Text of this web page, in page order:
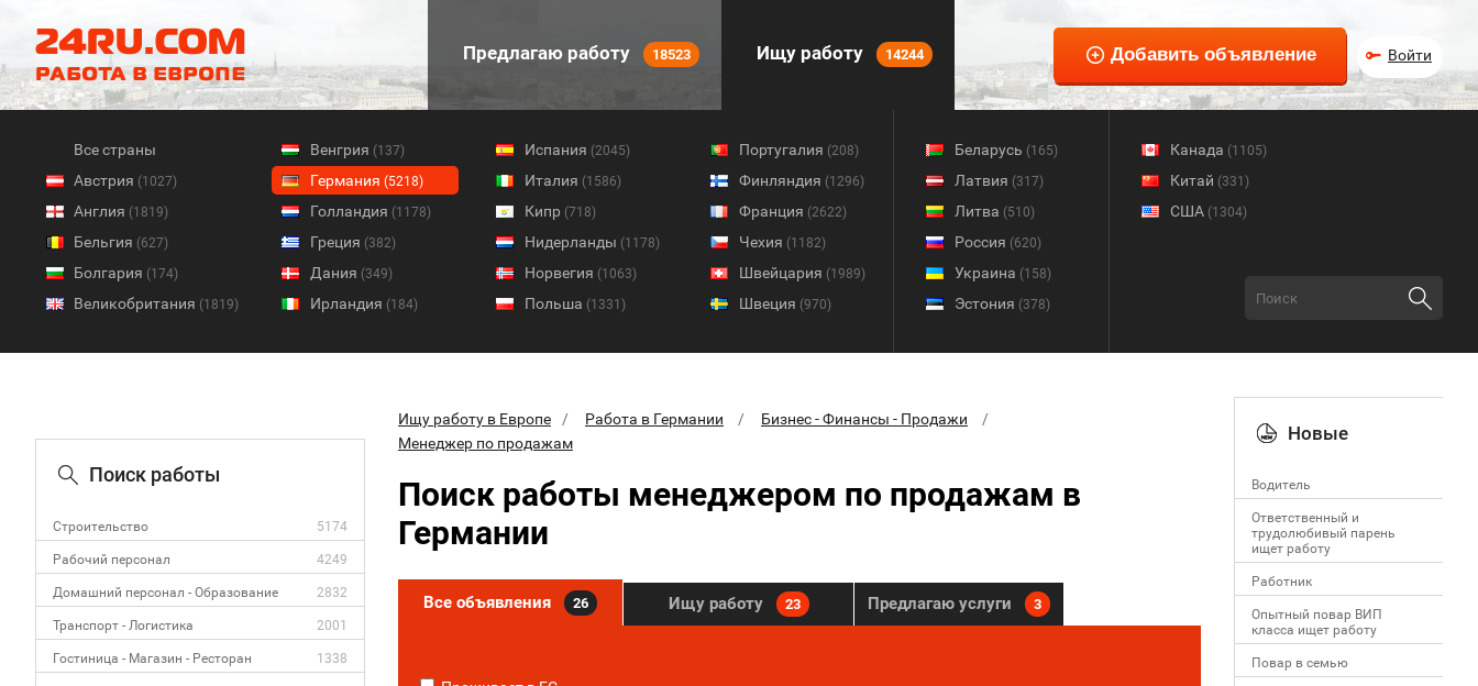
Предлагаю работу 18523 Ищу работу 14244 Войти
Все страны
Австрия (1027)
Англия (1819)
Бельгия (627)
Болгария (174)
Великобритания (1819)
Венгрия (137)
Германия (5218)
Голландия (1178)
Греция (382)
Дания (349)
Ирландия (184)
Испания (2045)
Италия (1586)
Кипр (718)
Нидерланды (1178)
Норвегия (1063)
Польша (1331)
Португалия (208)
Финляндия (1296)
Франция (2622)
Чехия (1182)
Швейцария (1989)
Швеция (970)
Беларусь (165)
Латвия (317)
Литва (510)
Россия (620)
Украина (158)
Эстония (378)
Канада (1105)
Китай (331)
США (1304)
Поиск работы
Строительство 5174
Рабочий персонал 4249
Домашний персонал - Образование 2832
Транспорт - Логистика 2001
Гостиница - Магазин - Ресторан 1338
Ищу работу в Европе Работа в Германии
Бизнес - Финансы - Продажи
Менеджер по продажам
Поиск работы менеджером по продажам в
Германии
Все объявления 26 Ищу работу 23 Предлагаю услуги 3
Новые
Водитель
Ответственный и
трудолюбивый парень
ищет работу
Работник
Опытный повар ВИП
класса ищет работу
Повар в семью